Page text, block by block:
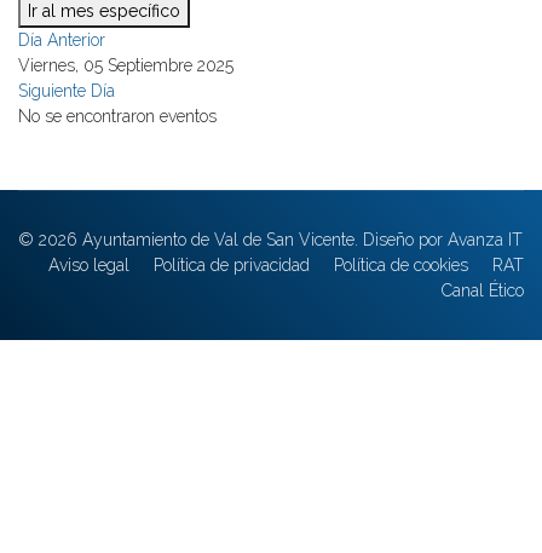
Ir al mes específico
Día Anterior
Viernes, 05 Septiembre 2025
Siguiente Día
No se encontraron eventos
© 2026 Ayuntamiento de Val de San Vicente. Diseño por Avanza IT
Aviso legal
Política de privacidad Política de cookies
RAT
Canal Ético